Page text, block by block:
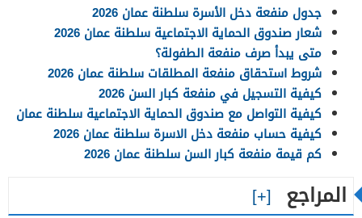
جدول منفعة دخل الأسرة سلطنة عمان 2026
شعار صندوق الحماية الاجتماعية سلطنة عمان 2026
متى يبدأ صرف منفعة الطفولة؟
شروط استحقاق منفعة المطلقات سلطنة عمان 2026
كيفية التسجيل في منفعة كبار السن 2026
كيفية التواصل مع صندوق الحماية الاجتماعية سلطنة عمان
كيفية حساب منفعة دخل الاسرة سلطنة عمان 2026
كم قيمة منفعة كبار السن سلطنة عمان 2026
المراجع